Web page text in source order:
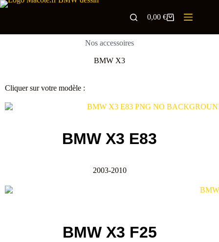
0,00€
Nos accessoires
BMW X3
Cliquer sur votre modèle :
BMW X3 E83
2003-2010
BMW X3 F25